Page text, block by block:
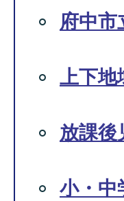
府中
上下地
放課後
小・中